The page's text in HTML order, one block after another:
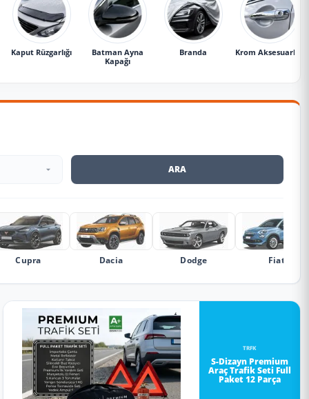
Kaput Rüzgarlığı
Batman Ayna
Kapağı
Branda Krom Aksesuarlar
ARA
Cupra Dacia Dodge Fiat
TRFK
S-Dizayn Premium
Araç Trafik Seti Full
Paket 12 Parça